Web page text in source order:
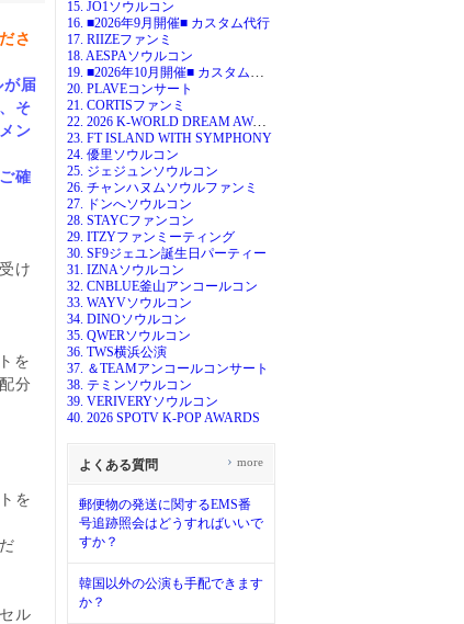
さ
が届
そ
ン
確
け
を
分
を
ル
15. JO1ソウルコン
16. ■2026年9月開催■ カスタム代行
17. RIIZEファンミ
18. AESPAソウルコン
19. ■2026年10月開催■ カスタム代行
20. PLAVEコンサート
21. CORTISファンミ
22. 2026 K-WORLD DREAM AWARDS
23. FT ISLAND WITH SYMPHONY
24. 優里ソウルコン
25. ジェジュンソウルコン
26. チャンハヌムソウルファンミ
27. ドンへソウルコン
28. STAYCファンコン
29. ITZYファンミーティング
30. SF9ジェユン誕生日パーティー
31. IZNAソウルコン
32. CNBLUE釜山アンコールコン
33. WAYVソウルコン
34. DINOソウルコン
35. QWERソウルコン
36. TWS横浜公演
37. ＆TEAMアンコールコンサート
38. テミンソウルコン
39. VERIVERYソウルコン
40. 2026 SPOTV K-POP AWARDS
よくある質問
郵便物の発送に関するEMS番
号追跡照会はどうすればいいで
すか？
韓国以外の公演も手配できます
か？
› more